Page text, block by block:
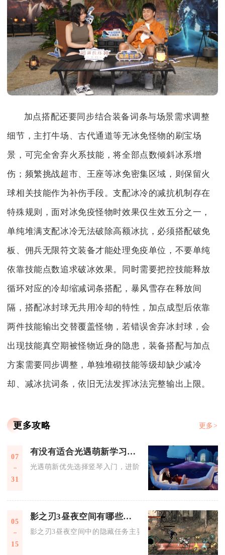
加点搭配还要同步结合装备词条与场景需求调整
细节，主打牛场、古代通道等无冰免怪物的刷宝场
景，可完全舍弃火系技能，将全部点数倾斜冰系增
伤；频繁挑战超市、王座等冰免密集区域，则保留火
球相关技能作为补伤手段。支配冰冷的减抗机制存在
特殊规则，面对冰免疫怪物时效果仅生效五分之一，
单纯堆满支配冰冷无法破除高额冰抗，必须搭配破免
板、佣兵无限符文装备才能处理免疫单位，不要单纯
依靠技能点数追求破冰效果。同时需要把控技能释放
循环对应的冷却缩减词条搭配，暴风雪存在释放间
隔，搭配冰封球无共用冷却的特性，加点成型后依靠
两件技能输出交替覆盖怪物，若错误舍弃冰封球，会
出现技能真空期被怪物近身的隐患，装备搭配与加点
方案需要同步调整，单独堆砌技能等级却缺少减冷
却、减冰抗词条，依旧无法发挥冰法完整输出上限。
更多攻略 更多>
07
31
有没有适合光遇萌新学习的琴推荐
光遇萌新优先选择竖琴入门，进阶可选圆琴，资源充足后再
05
15
影之刃3昼夜空间有哪些隐藏任务
影之刃3昼夜空间中的隐藏任务主要分布于副本秘境、NPC